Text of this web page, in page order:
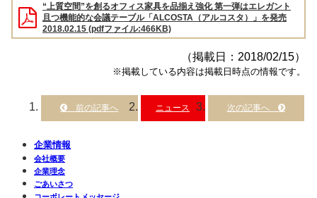
“上質空間”を創るオフィス家具を品揃え強化 第一弾はエレガント
且つ機能的な会議テーブル「ALCOSTA（アルコスタ）」を発売
2018.02.15 (pdfファイル:466KB)
（掲載日：2018/02/15）
※掲載している内容は掲載日時点の情報です。
ニュース
企業情報
会社概要
企業理念
ごあいさつ